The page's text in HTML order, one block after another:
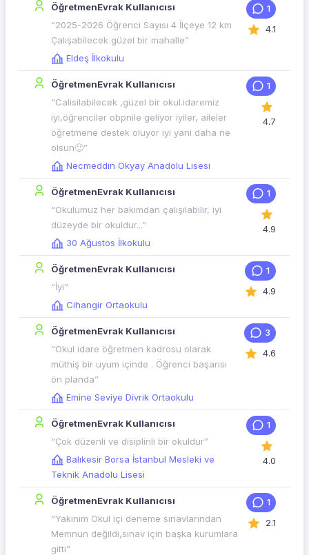
ÖğretmenEvrak Kullanıcısı
“2025-2026 Öğrenci Sayısı 4 İlçeye 12 km
Çalışabilecek güzel bir mahalle”
Eldeş İlkokulu
1
4.1
ÖğretmenEvrak Kullanıcısı
“Calisilabilecek ,güzel bir okul.idaremiz
iyi,öğrenciler obpnile geliyor iyiler, aileler
öğretmene destek oluyor iyi yani daha ne
olsun🙂”
Necmeddin Okyay Anadolu Lisesi
1
4.7
ÖğretmenEvrak Kullanıcısı
“Okulumuz her bakımdan çalışılabilir, iyi
düzeyde bir okuldur...”
30 Ağustos İlkokulu
1
4.9
ÖğretmenEvrak Kullanıcısı
“İyi”
Cihangir Ortaokulu
1
4.9
ÖğretmenEvrak Kullanıcısı
“Okul idare öğretmen kadrosu olarak
müthiş bir uyum içinde . Öğrenci başarısı
ön planda”
Emine Seviye Divrik Ortaokulu
3
4.6
ÖğretmenEvrak Kullanıcısı
“Çok düzenli ve disiplinli bir okuldur”
Balıkesir Borsa İstanbul Mesleki ve
Teknik Anadolu Lisesi
1
4.0
ÖğretmenEvrak Kullanıcısı
“Yakınım Okul içi deneme sınavlarından
Memnun değildi,sınav için başka kurumlara
gitti”
1
2.1